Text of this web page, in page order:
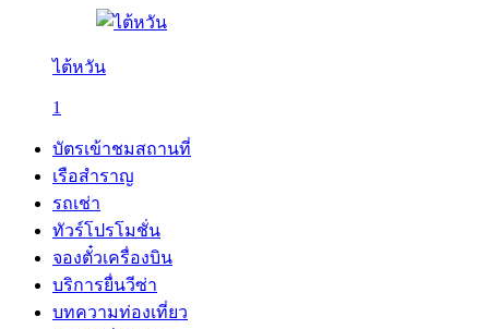
ไต้หวัน
1
บัตรเข้าชมสถานที่
เรือสำราญ
รถเช่า
ทัวร์โปรโมชั่น
จองตั๋วเครื่องบิน
บริการยื่นวีซ่า
บทความท่องเที่ยว